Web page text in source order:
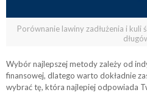
Porównanie lawiny zadłużenia i kuli
Wybór najlepszej metody zależy od
finansowej, dlatego warto dokładnie
wybrać tę, która najlepiej odpowiada